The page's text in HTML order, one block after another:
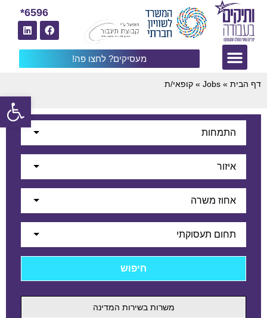
מעסיקים? לחצו פה!
6596*
דף הבית »
Jobs
» קופאי/ת
התמחות
איזור
אחוז משרה
תחום תעסוקתי
משרות בשירות המדינה